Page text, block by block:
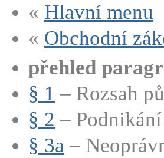
« Hlavní menu
« Obchodní
přehled
§ 1 – Rozsah
§ 2 – Podnikání
§ 3a –